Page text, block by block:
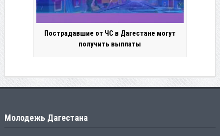
Пострадавшие от ЧС в Дагестане могут
получить выплаты
Молодежь Дагестана